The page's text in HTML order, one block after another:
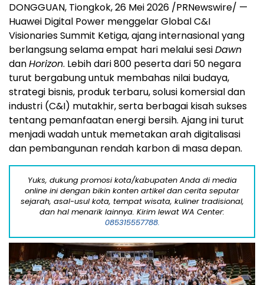
DONGGUAN, Tiongkok, 26 Mei 2026 /PRNewswire/ —
Huawei Digital Power menggelar Global C&I
Visionaries Summit Ketiga, ajang internasional yang
berlangsung selama empat hari melalui sesiDawn
danHorizon. Lebih dari 800 peserta dari 50 negara
turut bergabung untuk membahas nilai budaya,
strategi bisnis, produk terbaru, solusi komersial dan
industri (C&I) mutakhir, serta berbagai kisah sukses
tentang pemanfaatan energi bersih. Ajang ini turut
menjadi wadah untuk memetakan arah digitalisasi
dan pembangunan rendah karbon di masa depan.
Yuks, dukung promosi kota/kabupaten Anda di media
online ini dengan bikin konten artikel dan cerita seputar
sejarah, asal-usul kota, tempat wisata, kuliner tradisional,
dan hal menarik lainnya. Kirim lewat WA Center:
085315557788.